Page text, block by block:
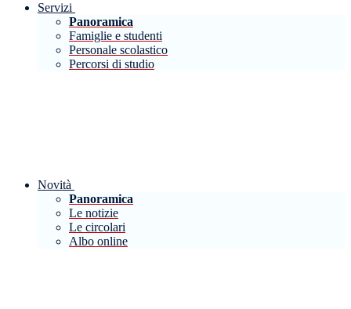
Servizi
Panoramica
Famiglie e studenti
Personale scolastico
Percorsi di studio
Novità
Panoramica
Le notizie
Le circolari
Albo online